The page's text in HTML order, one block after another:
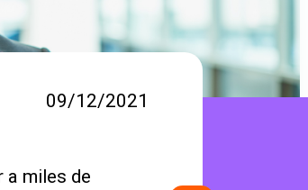
09/12/2021
a miles de